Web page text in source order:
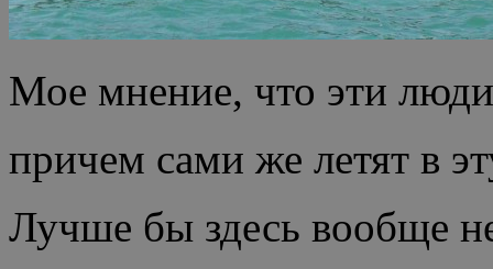
Мое мнение, что эти
причем сами же летят в
Лучше бы здесь вообще